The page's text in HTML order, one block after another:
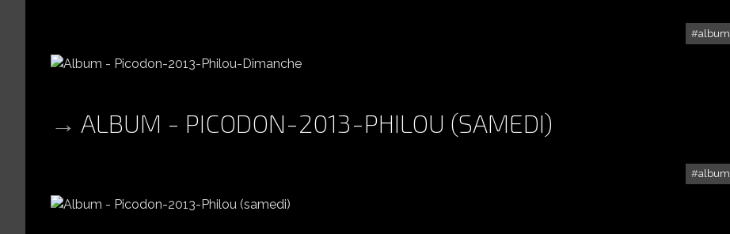
album
ALBUM - PICODON-2013-PHILOU-DIMANCHE
ALBUM - PICODON-2013-PHILOU (SAMEDI)
album
ALBUM - PICODON-2013-PHILOU (SAMEDI)